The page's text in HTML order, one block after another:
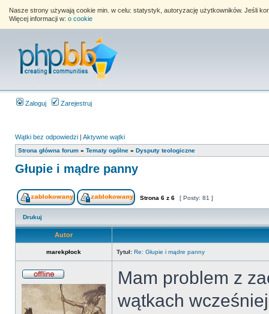
Nasze strony używają cookie min. w celu: statystyk, autoryzację użytkowników. Jeśli
Więcej informacji w: o cookie
Zaloguj Zarejestruj
Wątki bez odpowiedzi | Aktywne wątki
Strona główna forum » Tematy ogólne » Dysputy teologiczne
Głupie i mądre panny
Strona 6 z 6 [ Posty: 81 ]
Drukuj
Autor
marekpłock Tytuł: Re: Głupie i mądre panny
Mam problem z
wątkach